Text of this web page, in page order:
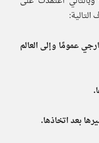
التالية:
عمومًا وإلى العالم
بعد اتخاذها.